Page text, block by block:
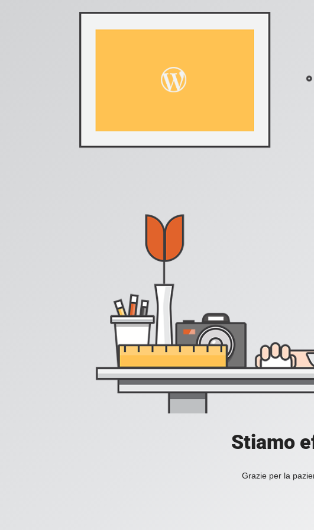
Stiamo
Grazie per la